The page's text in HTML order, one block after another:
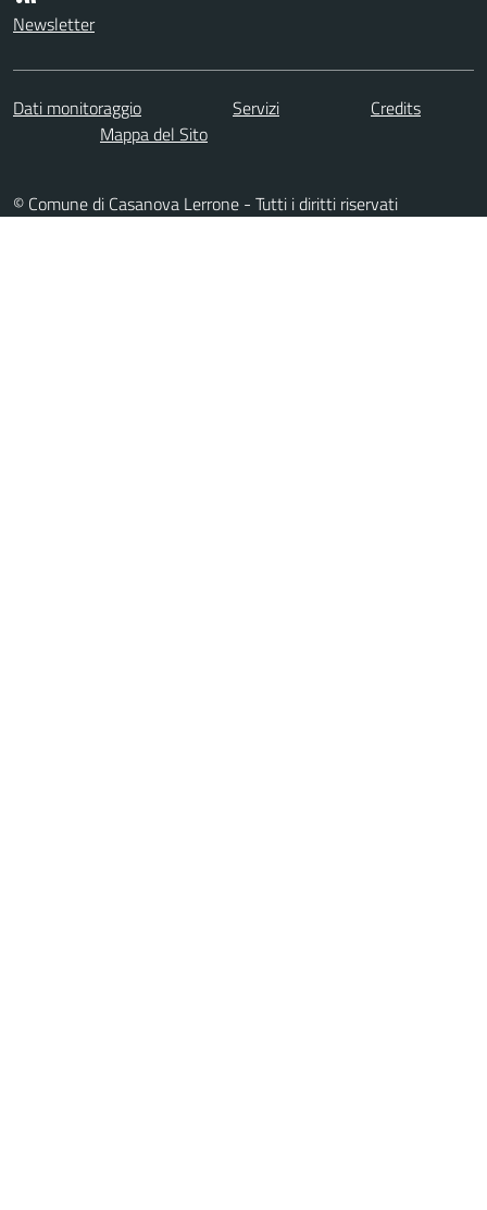
Newsletter
Dati monitoraggio Servizi
Credits
Mappa del Sito
© Comune di Casanova Lerrone - Tutti i diritti riservati